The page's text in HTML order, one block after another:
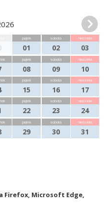
piątek
01
sobota
02
niedziela
03
piątek
08
sobota
09
niedziela
10
piątek
15
sobota
16
niedziela
17
piątek
22
sobota
23
niedziela
24
piątek
29
sobota
30
niedziela
31
Firefox, Microsoft Edge,